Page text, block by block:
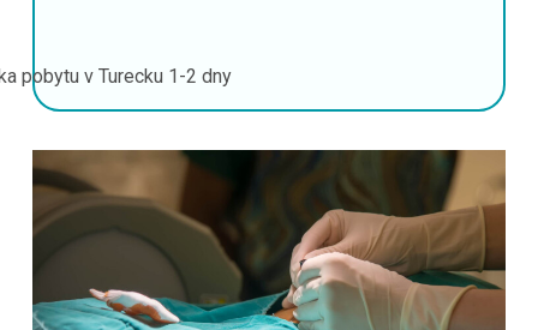
pobytu v Turecku 1-2 dny